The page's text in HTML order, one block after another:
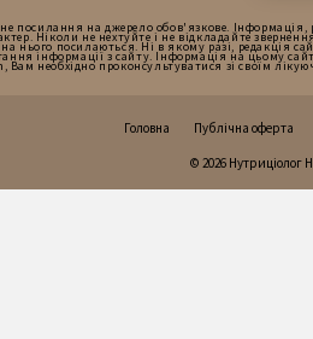
посилання на джерело обов'язкове.
Ніколи не нехтуйте і не відкладайте
нього посилаються. Ні в якому разі, редакція
інформації з сайту. Інформація на цьому
Вам необхідно проконсультуватися зі своїм
Головна Публічна оферта
© 2026 Нутриціолог